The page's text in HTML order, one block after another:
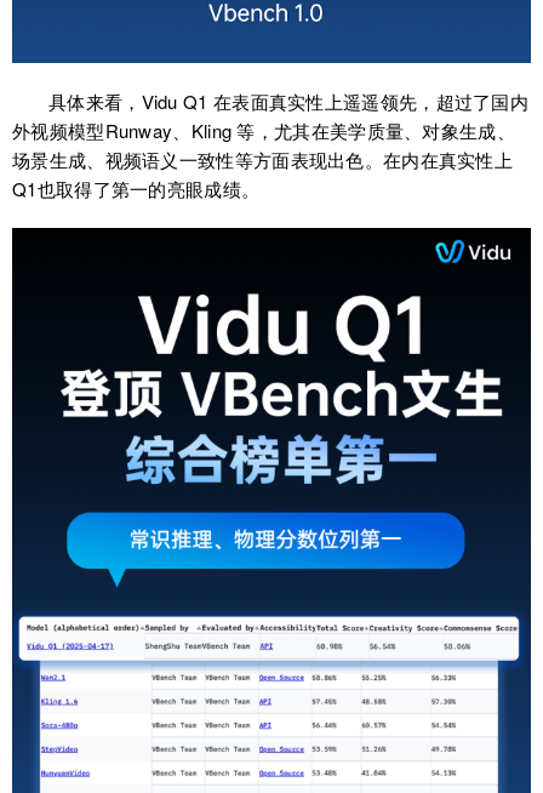
具体来看，Vidu Q1 在表面真实性上遥遥领先，超过了国内
外视频模型Runway、Kling 等，尤其在美学质量、对象生成、
场景生成、视频语义一致性等方面表现出色。在内在真实性上
Q1也取得了第一的亮眼成绩。